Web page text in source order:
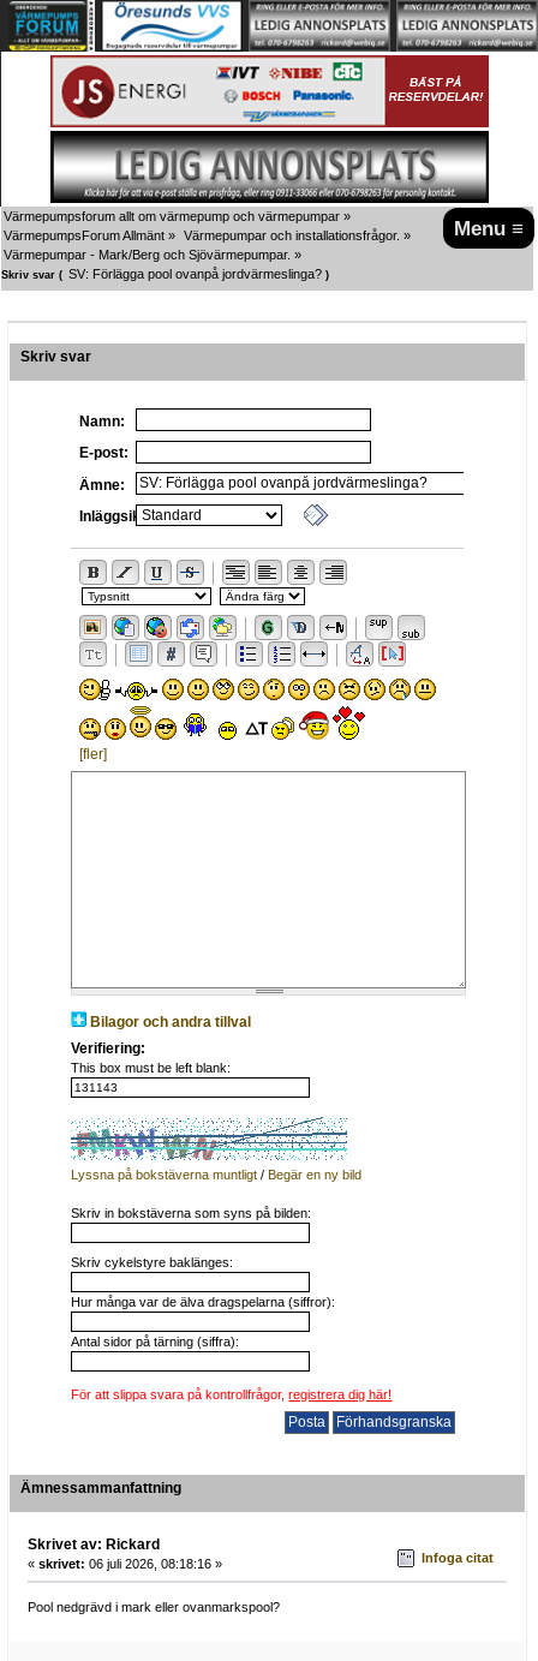
Menu ≡
Värmepumpsforum allt om värmepump och värmepumpar »
VärmepumpsForum Allmänt » Värmepumpar och installationsfrågor. »
Värmepumpar - Mark/Berg och Sjövärmepumpar. »
Skriv svar ( SV: Förlägga pool ovanpå jordvärmeslinga? )
Skriv svar
Namn:
E-post:
Ämne:
Inläggsikon:
[fler]
Bilagor och andra tillval
Verifiering:
This box must be left blank:
Lyssna på bokstäverna muntligt /Begär en ny bild
Skriv in bokstäverna som syns på bilden:
Skriv cykelstyre baklänges:
Hur många var de älva dragspelarna (siffror):
Antal sidor på tärning (siffra):
För att slippa svara på kontrollfrågor,registrera dig här!
Ämnessammanfattning
Skrivet av: Rickard
« skrivet: 06 juli 2026, 08:18:16 » Infoga citat
Pool nedgrävd i mark eller ovanmarkspool?